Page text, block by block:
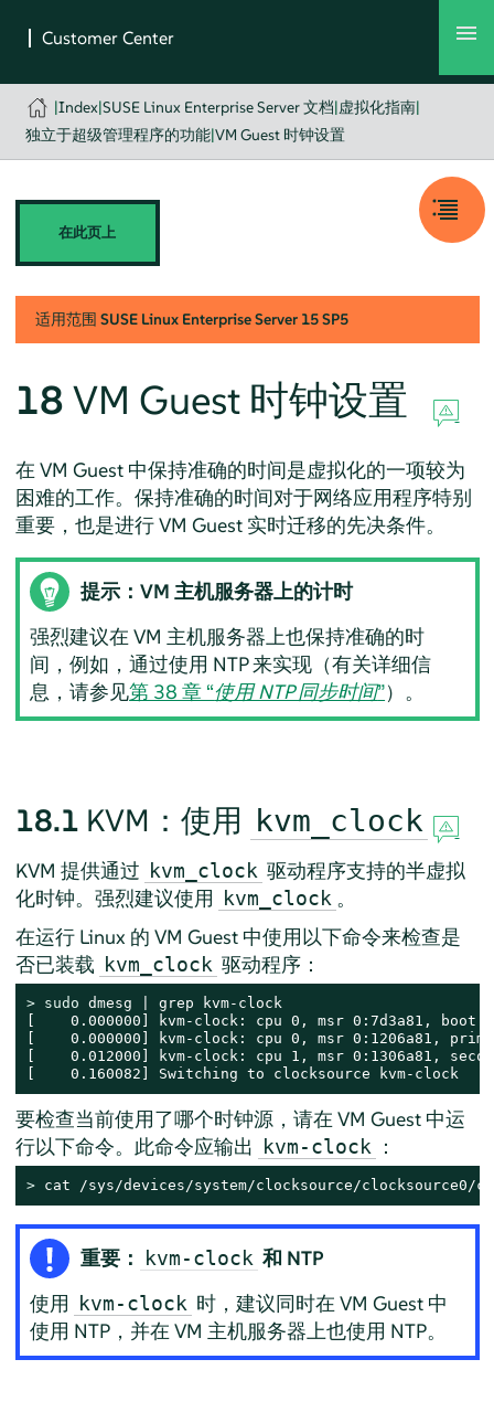
|Index|SUSE Linux Enterprise Server 文档|虚拟化指南|
独立于超级管理程序的功能|VM Guest 时钟设置
在此页上
适用范围 SUSE Linux Enterprise Server 15 SP5
18 VM Guest 时钟设置
在 VM Guest 中保持准确的时间是虚拟化的一项较为
困难的工作。保持准确的时间对于网络应用程序特别
重要，也是进行 VM Guest 实时迁移的先决条件。
提示：VM 主机服务器上的计时
强烈建议在 VM 主机服务器上也保持准确的时
间，例如，通过使用 NTP 来实现（有关详细信
息，请参见第 38 章 “使用 NTP 同步时间”）。
18.1 KVM：使用 kvm_clock
KVM 提供通过 kvm_clock 驱动程序支持的半虚拟
化时钟。强烈建议使用 kvm_clock 。
在运行 Linux 的 VM Guest 中使用以下命令来检查是
否已装载 kvm_clock 驱动程序：
> sudo dmesg | grep kvm-clock
[    0.000000] kvm-clock: cpu 0, msr 0:7d3a81, boot
[    0.000000] kvm-clock: cpu 0, msr 0:1206a81,
[    0.012000] kvm-clock: cpu 1, msr 0:1306a81,
[    0.160082] Switching to clocksource kvm-clock
要检查当前使用了哪个时钟源，请在 VM Guest 中运
行以下命令。此命令应输出 kvm-clock ：
> cat /sys/devices/system/clocksource/clocksource0/
重要： kvm-clock 和 NTP
使用
kvm-clock 时，建议同时在 VM Guest 中
使用 NTP，并在 VM 主机服务器上也使用 NTP。